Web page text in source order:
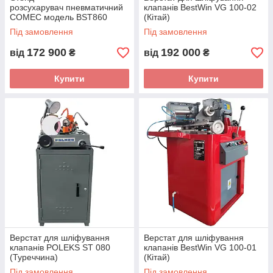
розсухарувач пневматичний
COMEC модель BST860
(Італія)
Під замовлення
від 172 900 ₴
Купити
клапанів BestWin VG 100-02
(Кітай)
Під замовлення
від 192 000 ₴
Купити
Верстат для шліфування
клапанів POLEKS ST 080
(Туреччина)
Верстат для шліфування
клапанів BestWin VG 100-01
(Кітай)